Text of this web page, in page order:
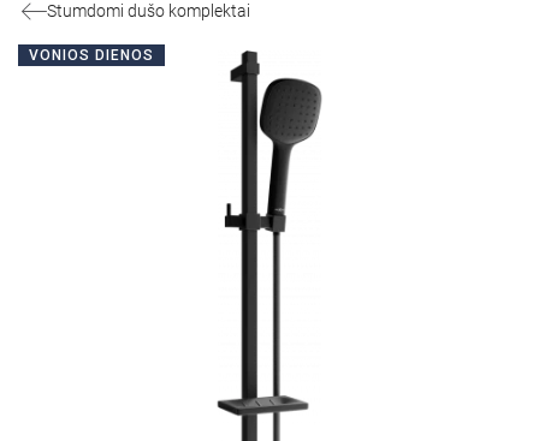
Stumdomi dušo komplektai
VONIOS DIENOS